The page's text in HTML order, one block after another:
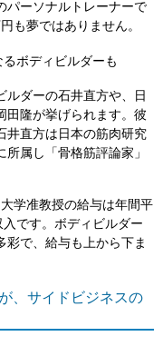
パーソナルトレーナーで
も夢ではありません。
ボディビルダーも
ルダーの石井直方や、日
田隆が挙げられます。彼
井直方は日本の筋肉研究
属し「骨格筋評論家」
学准教授の給与は年間平
です。ボディビルダー
彩で、給与も上から下ま
、サイドビジネスの